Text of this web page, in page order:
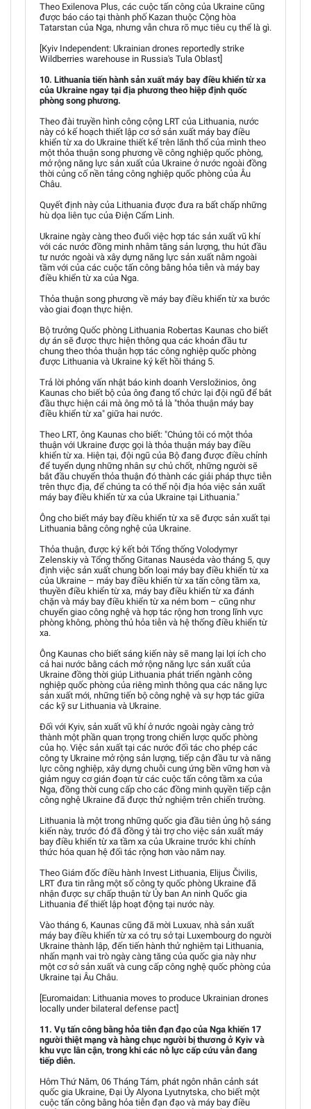
Theo Exilenova Plus, các cuộc tấn công của Ukraine cũng
được báo cáo tại thành phố Kazan thuộc Cộng hòa
Tatarstan của Nga, nhưng vẫn chưa rõ mục tiêu cụ thể là gì.
[Kyiv Independent: Ukrainian drones reportedly strike
Wildberries warehouse in Russia's Tula Oblast]
10. Lithuania tiến hành sản xuất máy bay điều khiển từ xa
của Ukraine ngay tại địa phương theo hiệp định quốc
phòng song phương.
Theo đài truyền hình công cộng LRT của Lithuania, nước
này có kế hoạch thiết lập cơ sở sản xuất máy bay điều
khiển từ xa do Ukraine thiết kế trên lãnh thổ của mình theo
một thỏa thuận song phương về công nghiệp quốc phòng,
mở rộng năng lực sản xuất của Ukraine ở nước ngoài đồng
thời củng cố nền tảng công nghiệp quốc phòng của Âu
Châu.
Quyết định này của Lithuania được đưa ra bất chấp những
hù dọa liên tục của Điện Cẩm Linh.
Ukraine ngày càng theo đuổi việc hợp tác sản xuất vũ khí
với các nước đồng minh nhằm tăng sản lượng, thu hút đầu
tư nước ngoài và xây dựng năng lực sản xuất nằm ngoài
tầm với của các cuộc tấn công bằng hỏa tiễn và máy bay
điều khiển từ xa của Nga.
Thỏa thuận song phương về máy bay điều khiển từ xa bước
vào giai đoạn thực hiện.
Bộ trưởng Quốc phòng Lithuania Robertas Kaunas cho biết
dự án sẽ được thực hiện thông qua các khoản đầu tư
chung theo thỏa thuận hợp tác công nghiệp quốc phòng
được Lithuania và Ukraine ký kết hồi tháng 5.
Trả lời phỏng vấn nhật báo kinh doanh Versložinios, ông
Kaunas cho biết bộ của ông đang tổ chức lại đội ngũ để bắt
đầu thực hiện cái mà ông mô tả là "thỏa thuận máy bay
điều khiển từ xa" giữa hai nước.
Theo LRT, ông Kaunas cho biết: "Chúng tôi có một thỏa
thuận với Ukraine được gọi là thỏa thuận máy bay điều
khiển từ xa. Hiện tại, đội ngũ của Bộ đang được điều chỉnh
để tuyển dụng những nhân sự chủ chốt, những người sẽ
bắt đầu chuyển thỏa thuận đó thành các giải pháp thực tiễn
trên thực địa, để chúng ta có thể nội địa hóa việc sản xuất
máy bay điều khiển từ xa của Ukraine tại Lithuania."
Ông cho biết máy bay điều khiển từ xa sẽ được sản xuất tại
Lithuania bằng công nghệ của Ukraine.
Thỏa thuận, được ký kết bởi Tổng thống Volodymyr
Zelenskiy và Tổng thống Gitanas Nausėda vào tháng 5, quy
định việc sản xuất chung bốn loại máy bay điều khiển từ xa
của Ukraine – máy bay điều khiển từ xa tấn công tầm xa,
thuyền điều khiển từ xa, máy bay điều khiển từ xa đánh
chặn và máy bay điều khiển từ xa ném bom – cũng như
chuyển giao công nghệ và hợp tác rộng hơn trong lĩnh vực
phòng không, phòng thủ hỏa tiễn và hệ thống điều khiển từ
xa.
Ông Kaunas cho biết sáng kiến này sẽ mang lại lợi ích cho
cả hai nước bằng cách mở rộng năng lực sản xuất của
Ukraine đồng thời giúp Lithuania phát triển ngành công
nghiệp quốc phòng của riêng mình thông qua các năng lực
sản xuất mới, những tiến bộ công nghệ và sự hợp tác giữa
các kỹ sư Lithuania và Ukraine.
Đối với Kyiv, sản xuất vũ khí ở nước ngoài ngày càng trở
thành một phần quan trọng trong chiến lược quốc phòng
của họ. Việc sản xuất tại các nước đối tác cho phép các
công ty Ukraine mở rộng sản lượng, tiếp cận đầu tư và năng
lực công nghiệp, xây dựng chuỗi cung ứng bền vững hơn và
giảm nguy cơ gián đoạn từ các cuộc tấn công tầm xa của
Nga, đồng thời cung cấp cho các đồng minh quyền tiếp cận
công nghệ Ukraine đã được thử nghiệm trên chiến trường.
Lithuania là một trong những quốc gia đầu tiên ủng hộ sáng
kiến này, trước đó đã đồng ý tài trợ cho việc sản xuất máy
bay điều khiển từ xa tầm xa của Ukraine trước khi chính
thức hóa quan hệ đối tác rộng hơn vào năm nay.
Theo Giám đốc điều hành Invest Lithuania, Elijus Čivilis,
LRT đưa tin rằng một số công ty quốc phòng Ukraine đã
nhận được sự chấp thuận từ Ủy ban An ninh Quốc gia
Lithuania để thiết lập hoạt động tại nước này.
Vào tháng 6, Kaunas cũng đã mời Luxuav, nhà sản xuất
máy bay điều khiển từ xa có trụ sở tại Luxembourg do người
Ukraine thành lập, đến tiến hành thử nghiệm tại Lithuania,
nhấn mạnh vai trò ngày càng tăng của quốc gia này như
một cơ sở sản xuất và cung cấp công nghệ quốc phòng của
Ukraine tại Âu Châu.
[Euromaidan: Lithuania moves to produce Ukrainian drones
locally under bilateral defense pact]
11. Vụ tấn công bằng hỏa tiễn đạn đạo của Nga khiến 17
người thiệt mạng và hàng chục người bị thương ở Kyiv và
khu vực lân cận, trong khi các nỗ lực cấp cứu vẫn đang
tiếp diễn.
Hôm Thứ Năm, 06 Tháng Tám, phát ngôn nhân cảnh sát
quốc gia Ukraine, Đại Úy Alyona Lyutnytska, cho biết một
cuộc tấn công bằng hỏa tiễn đạn đạo và máy bay điều